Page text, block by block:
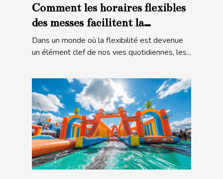
Comment les horaires flexibles
des messes facilitent la
participation
Dans un monde où la flexibilité est devenue
un élément clef de nos vies quotidiennes, les...